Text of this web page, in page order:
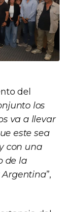
del
los
va a llevar
este sea
con una
de la
Argentina”,